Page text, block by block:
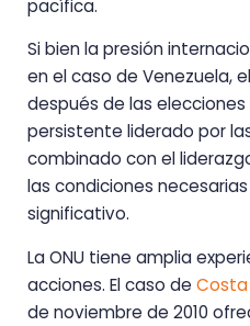
pacífica.
Si bien la presión
en el caso de Venezuela,
después de las
persistente liderado por
combinado con el
las condiciones
significativo.
La ONU tiene amplia
acciones. El caso de Costa
de noviembre de 2010